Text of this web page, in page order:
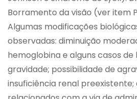
Borramento da visão (ver item
Algumas modificações
observadas: diminuição
hemoglobina e alguns casos
gravidade; possibilidade de
insuficiência renal